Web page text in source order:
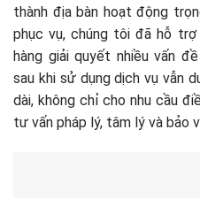
thành địa bàn hoạt động
phục vụ, chúng tôi đã hỗ
hàng giải quyết nhiều vấn
sau khi sử dụng dịch vụ vẫn
dài, không chỉ cho nhu cầu
tư vấn pháp lý, tâm lý và bảo